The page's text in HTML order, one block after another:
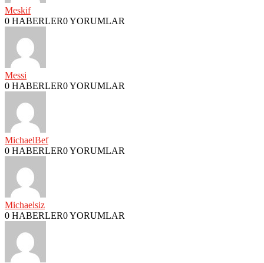
Meskif
0 HABERLER0 YORUMLAR
Messi
0 HABERLER0 YORUMLAR
MichaelBef
0 HABERLER0 YORUMLAR
Michaelsiz
0 HABERLER0 YORUMLAR